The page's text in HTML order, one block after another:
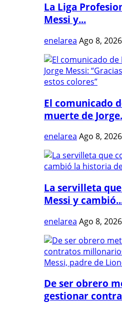
La Liga
Messi y...
enelarea Ago 8, 2026
El comunicado
muerte de
enelarea Ago 8, 2026
La servilleta
Messi y
enelarea Ago 8, 2026
De ser obrero
gestionar